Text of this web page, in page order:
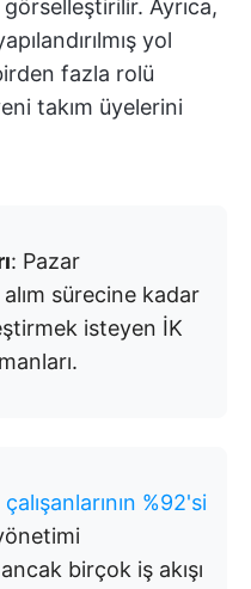
Ayrıca,
yol
fazla rolü
takım üyelerini
: Pazar
sürecine kadar
isteyen İK
%92'si
birçok iş akışı